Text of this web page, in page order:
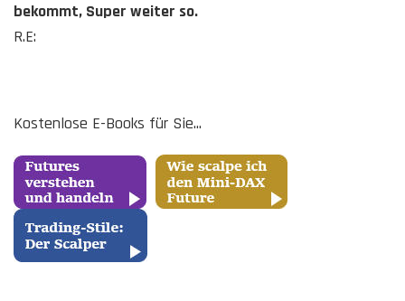
bekommt, Super weiter so.
R.E:
Kostenlose E-Books für Sie...